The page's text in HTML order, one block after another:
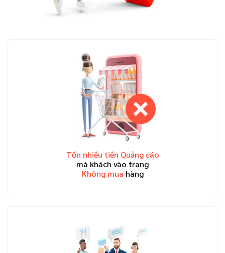
Tốn nhiều tiền Quảng cáo
mà khách vào trang
Không mua hàng